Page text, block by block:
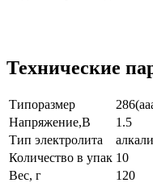
Технические
Типоразмер
Напряжение,В
1.5
Тип электролита
Количество в упак 10
Вес, г
120